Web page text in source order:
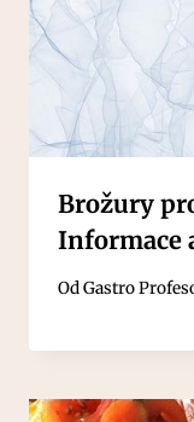
Brožury
Informace
OdGastro